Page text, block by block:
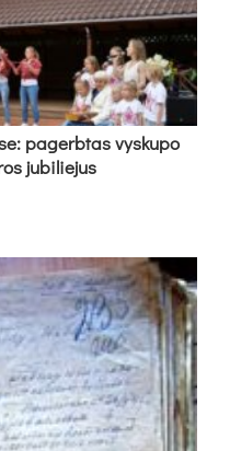
pa­gerb­tas vys­ku­po
ju­bi­lie­jus